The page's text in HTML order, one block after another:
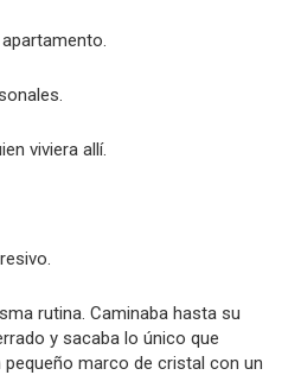
viviera allí.
rutina. Caminaba hasta su
y sacaba lo único que
marco de cristal con un